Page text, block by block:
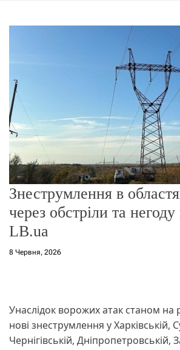
Знеструмлення в
через обстріли та
LB.ua
8 Червня, 2026
Унаслідок ворожих атак станом на
нові знеструмлення у Харківській,
Чернігівській, Дніпропетровській,